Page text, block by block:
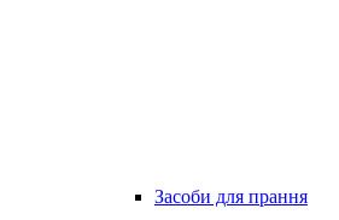
Засоби для прання